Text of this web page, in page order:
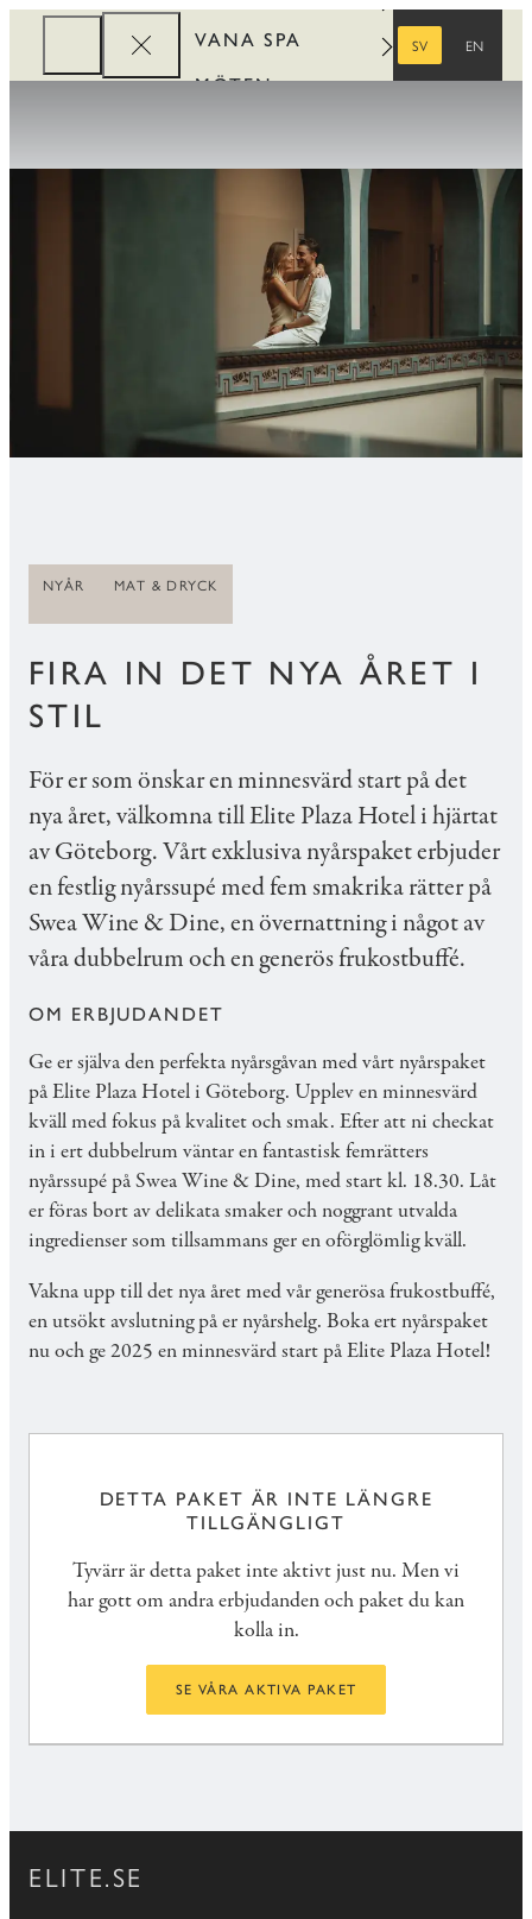
VANA SPA
MÖTEN
REWARDS
SV
EN
NYÅR MAT & DRYCK
FIRA IN DET NYA ÅRET I
STIL
För er som önskar en minnesvärd start på det
nya året, välkomna till Elite Plaza Hotel i hjärtat
av Göteborg. Vårt exklusiva nyårspaket erbjuder
en festlig nyårssupé med fem smakrika rätter på
Swea Wine & Dine, en övernattning i något av
våra dubbelrum och en generös frukostbuffé.
OM ERBJUDANDET
Ge er själva den perfekta nyårsgåvan med vårt nyårspaket
på Elite Plaza Hotel i Göteborg. Upplev en minnesvärd
kväll med fokus på kvalitet och smak. Efter att ni checkat
in i ert dubbelrum väntar en fantastisk femrätters
nyårssupé på Swea Wine & Dine, med start kl. 18.30. Låt
er föras bort av delikata smaker och noggrant utvalda
ingredienser som tillsammans ger en oförglömlig kväll.
Vakna upp till det nya året med vår generösa frukostbuffé,
en utsökt avslutning på er nyårshelg. Boka ert nyårspaket
nu och ge 2025 en minnesvärd start på Elite Plaza Hotel!
DETTA PAKET ÄR INTE LÄNGRE
TILLGÄNGLIGT
Tyvärr är detta paket inte aktivt just nu. Men vi
har gott om andra erbjudanden och paket du kan
kolla in.
SE VÅRA AKTIVA PAKET
ELITE.SE